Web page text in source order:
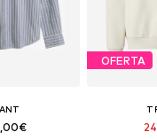
OFERTA